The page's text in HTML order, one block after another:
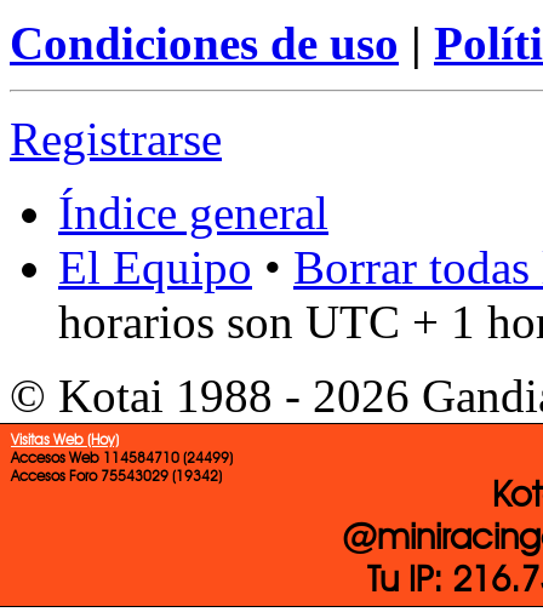
Condiciones de uso |
Registrarse
Índice general
El Equipo • Borrar
horarios son UTC + 1
© Kotai 1988 - 2026
Visitas Web (Hoy)
Accesos Web 114584710 (24499)
Accesos Foro 75543029 (19342)
Tu IP: